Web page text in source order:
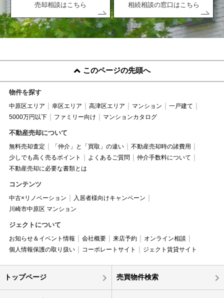
売却相談はこちら 相続相談の窓口はこちら
このページの先頭へ
物件を探す
中原区エリア 幸区エリア 高津区エリア マンション
一戸建て
5000万円以下
ファミリー向け マンションカタログ
不動産売却について
無料売却査定 「仲介」と「買取」の違い
不動産売却時の諸費用
少しでも高く売るポイント
よくあるご質問
仲介手数料について
不動産売却に必要な書類とは
コンテンツ
中古×リノベーション
入居者様向けキャンペーン
川崎市中原区 マンション
ジェクトについて
お知らせ＆イベント情報 会社概要 来店予約
オンライン相談
個人情報保護の取り扱い
コーポレートサイト ジェクト賃貸サイト
トップページ 売買物件検索